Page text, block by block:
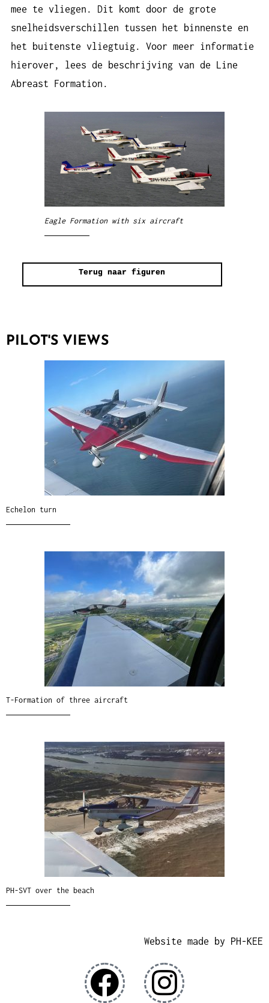
mee te vliegen. Dit komt door de grote
snelheidsverschillen tussen het binnenste en
het buitenste vliegtuig. Voor meer informatie
hierover, lees de beschrijving van de Line
Abreast Formation .
Eagle Formation with six aircraft
Terug naar figuren
PILOT'S VIEWS
Echelon turn
T-Formation of three aircraft
PH-SVT over the beach
Website made by PH-KEE